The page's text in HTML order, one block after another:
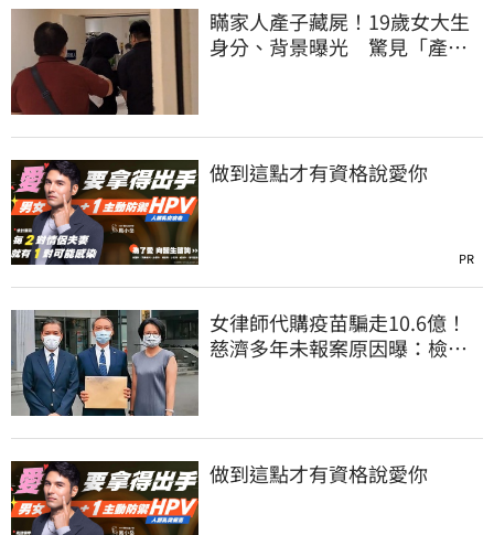
瞞家人產子藏屍！19歲女大生
身分、背景曝光 驚見「產檢
做到這點才有資格說愛你
PR
女律師代購疫苗騙走10.6億！
慈濟多年未報案原因曝：檢警
做到這點才有資格說愛你